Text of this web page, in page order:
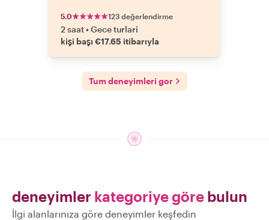
5.0 123 değerlendirme
2 saat•Gece turlari
kişi başı €17.65 itibarıyla
Tum deneyimleri gor
deneyimler kategoriye göre bulun
İlgi alanlarınıza göre deneyimler keşfedin